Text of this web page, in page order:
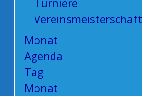
Turniere
Vereinsmeisterschaft
Monat
Agenda
Tag
Monat